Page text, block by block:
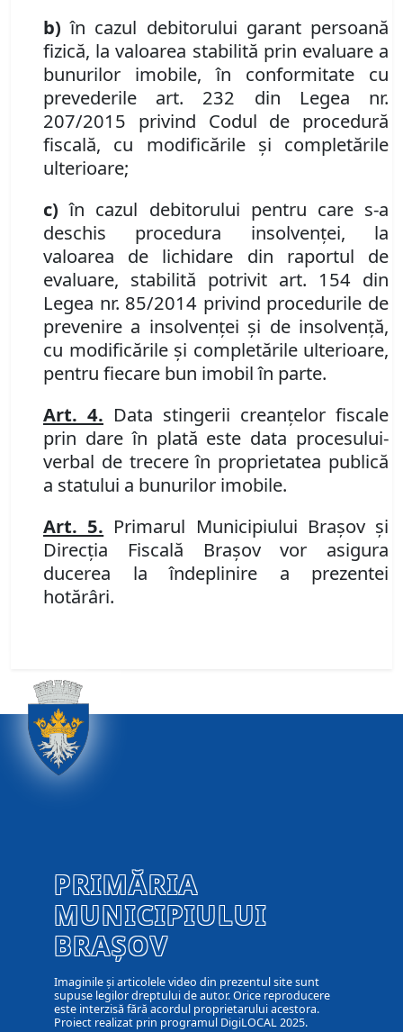
b) în cazul debitorului garant persoană
fizică, la valoarea stabilită prin evaluare a
bunurilor imobile, în conformitate cu
prevederile art. 232 din Legea nr.
207/2015 privind Codul de procedură
fiscală, cu modificările şi completările
ulterioare;
c) în cazul debitorului pentru care s-a
deschis procedura insolvenţei, la
valoarea de lichidare din raportul de
evaluare, stabilită potrivit art. 154 din
Legea nr. 85/2014 privind procedurile de
prevenire a insolvenţei şi de insolvenţă,
cu modificările şi completările ulterioare,
pentru fiecare bun imobil în parte.
Art. 4. Data stingerii creanţelor fiscale
prin dare în plată este data procesului-
verbal de trecere în proprietatea publică
a statului a bunurilor imobile.
Art. 5. Primarul Municipiului Brașov și
Direcția Fiscală Brașov vor asigura
ducerea la îndeplinire a prezentei
hotărâri.
PRIMĂRIA
MUNICIPIULUI
BRAȘOV
Imaginile și articolele video din prezentul site sunt
supuse legilor dreptului de autor. Orice reproducere
este interzisă fără acordul proprietarului acestora.
Proiect realizat prin programul DigiLOCAL 2025.